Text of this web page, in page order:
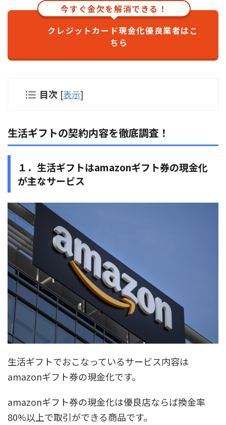
今すぐ金欠を解消できる！
クレジットカード現金化優良業者はこ
ちら
目次 [表示]
生活ギフトの契約内容を徹底調査！
１．生活ギフトはamazonギフト券の現金化
が主なサービス
生活ギフトでおこなっているサービス内容は
amazonギフト券の現金化です。
amazonギフト券の現金化は優良店ならば換金率
80%以上で取引ができる商品です。